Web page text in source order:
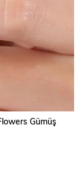
Gümüş